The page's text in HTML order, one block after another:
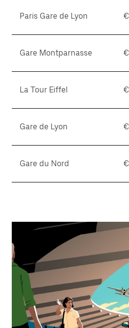
Paris Gare de Lyon
Gare Montparnasse
La Tour Eiffel
Gare de Lyon
Gare du Nord